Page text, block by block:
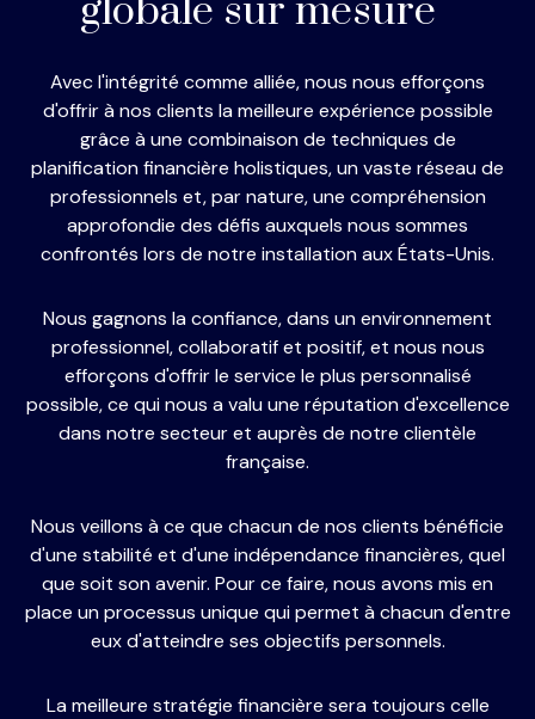
globale sur mesure
Avec l'intégrité comme alliée, nous nous efforçons
d'offrir à nos clients la meilleure expérience possible
grâce à une combinaison de techniques de
planification financière holistiques, un vaste réseau de
professionnels et, par nature, une compréhension
approfondie des défis auxquels nous sommes
confrontés lors de notre installation aux États-Unis.
Nous gagnons la confiance, dans un environnement
professionnel, collaboratif et positif, et nous nous
efforçons d'offrir le service le plus personnalisé
possible, ce qui nous a valu une réputation d'excellence
dans notre secteur et auprès de notre clientèle
française.
Nous veillons à ce que chacun de nos clients bénéficie
d'une stabilité et d'une indépendance financières, quel
que soit son avenir. Pour ce faire, nous avons mis en
place un processus unique qui permet à chacun d'entre
eux d'atteindre ses objectifs personnels.
La meilleure stratégie financière sera toujours celle